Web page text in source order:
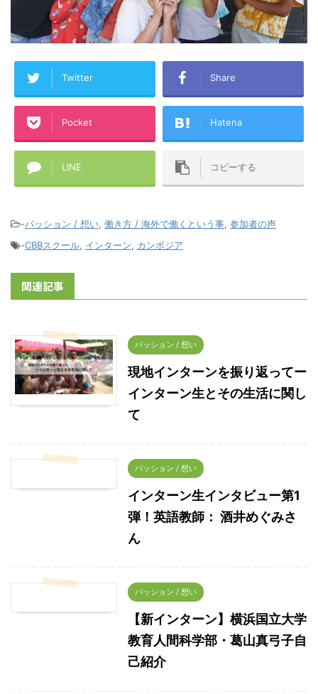
Twitter Share
Pocket Hatena
LINE コピーする
-パッション / 想い, 働き方 / 海外で働くという事, 参加者の声
-CBBスクール, インターン, カンボジア
関連記事
パッション / 想い
現地インターンを振り返ってー
インターン生とその生活に関し
て
パッション / 想い
インターン生インタビュー第1
弾！英語教師： 酒井めぐみさ
ん
パッション / 想い
【新インターン】横浜国立大学
教育人間科学部・葛山真弓子自
己紹介